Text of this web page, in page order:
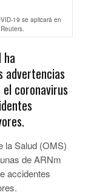
19 se aplicará en
ha
advertencias
el coronavirus
la Salud (OMS)
de ARNm
accidentes